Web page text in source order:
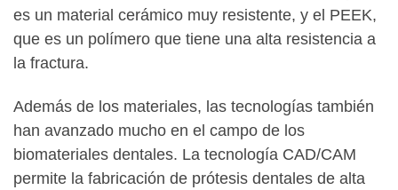
es un material cerámico muy resistente, y el PEEK,
que es un polímero que tiene una alta resistencia a
la fractura.
Además de los materiales, las tecnologías también
han avanzado mucho en el campo de los
biomateriales dentales. La tecnología CAD/CAM
permite la fabricación de prótesis dentales de alta